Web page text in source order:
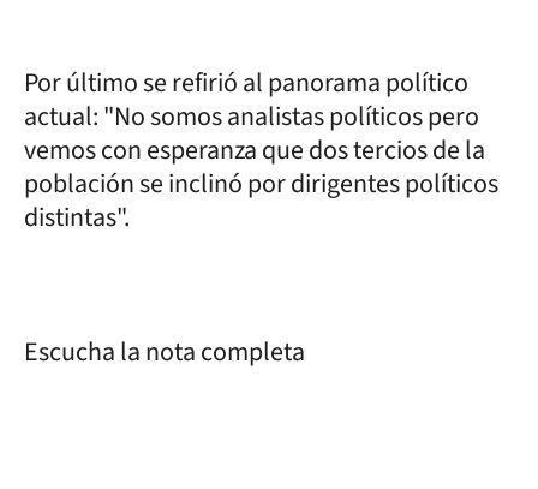
Por último se refirió al panorama político
actual: "No somos analistas políticos pero
vemos con esperanza que dos tercios de la
población se inclinó por dirigentes políticos
distintas".
Escucha la nota completa